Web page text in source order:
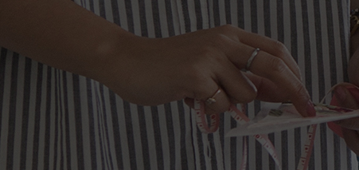
参考小売価格
素材/成分
規格内容量
本体サイズ